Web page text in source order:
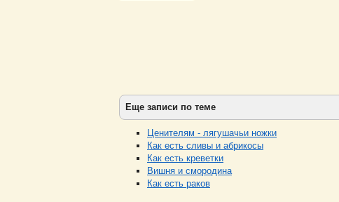
Еще записи по теме
Ценителям - лягушачьи ножки
Как есть сливы и абрикосы
Как есть креветки
Вишня и смородина
Как есть раков